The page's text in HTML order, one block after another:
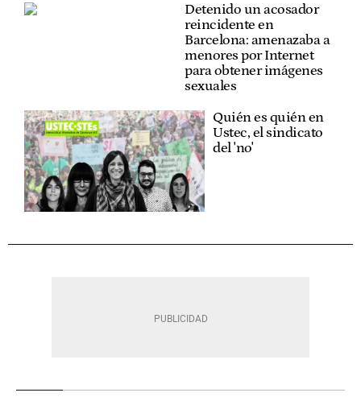
Detenido un acosador
reincidente en
Barcelona: amenazaba a
menores por Internet
para obtener imágenes
sexuales
Quién es quién en
Ustec, el sindicato
del 'no'